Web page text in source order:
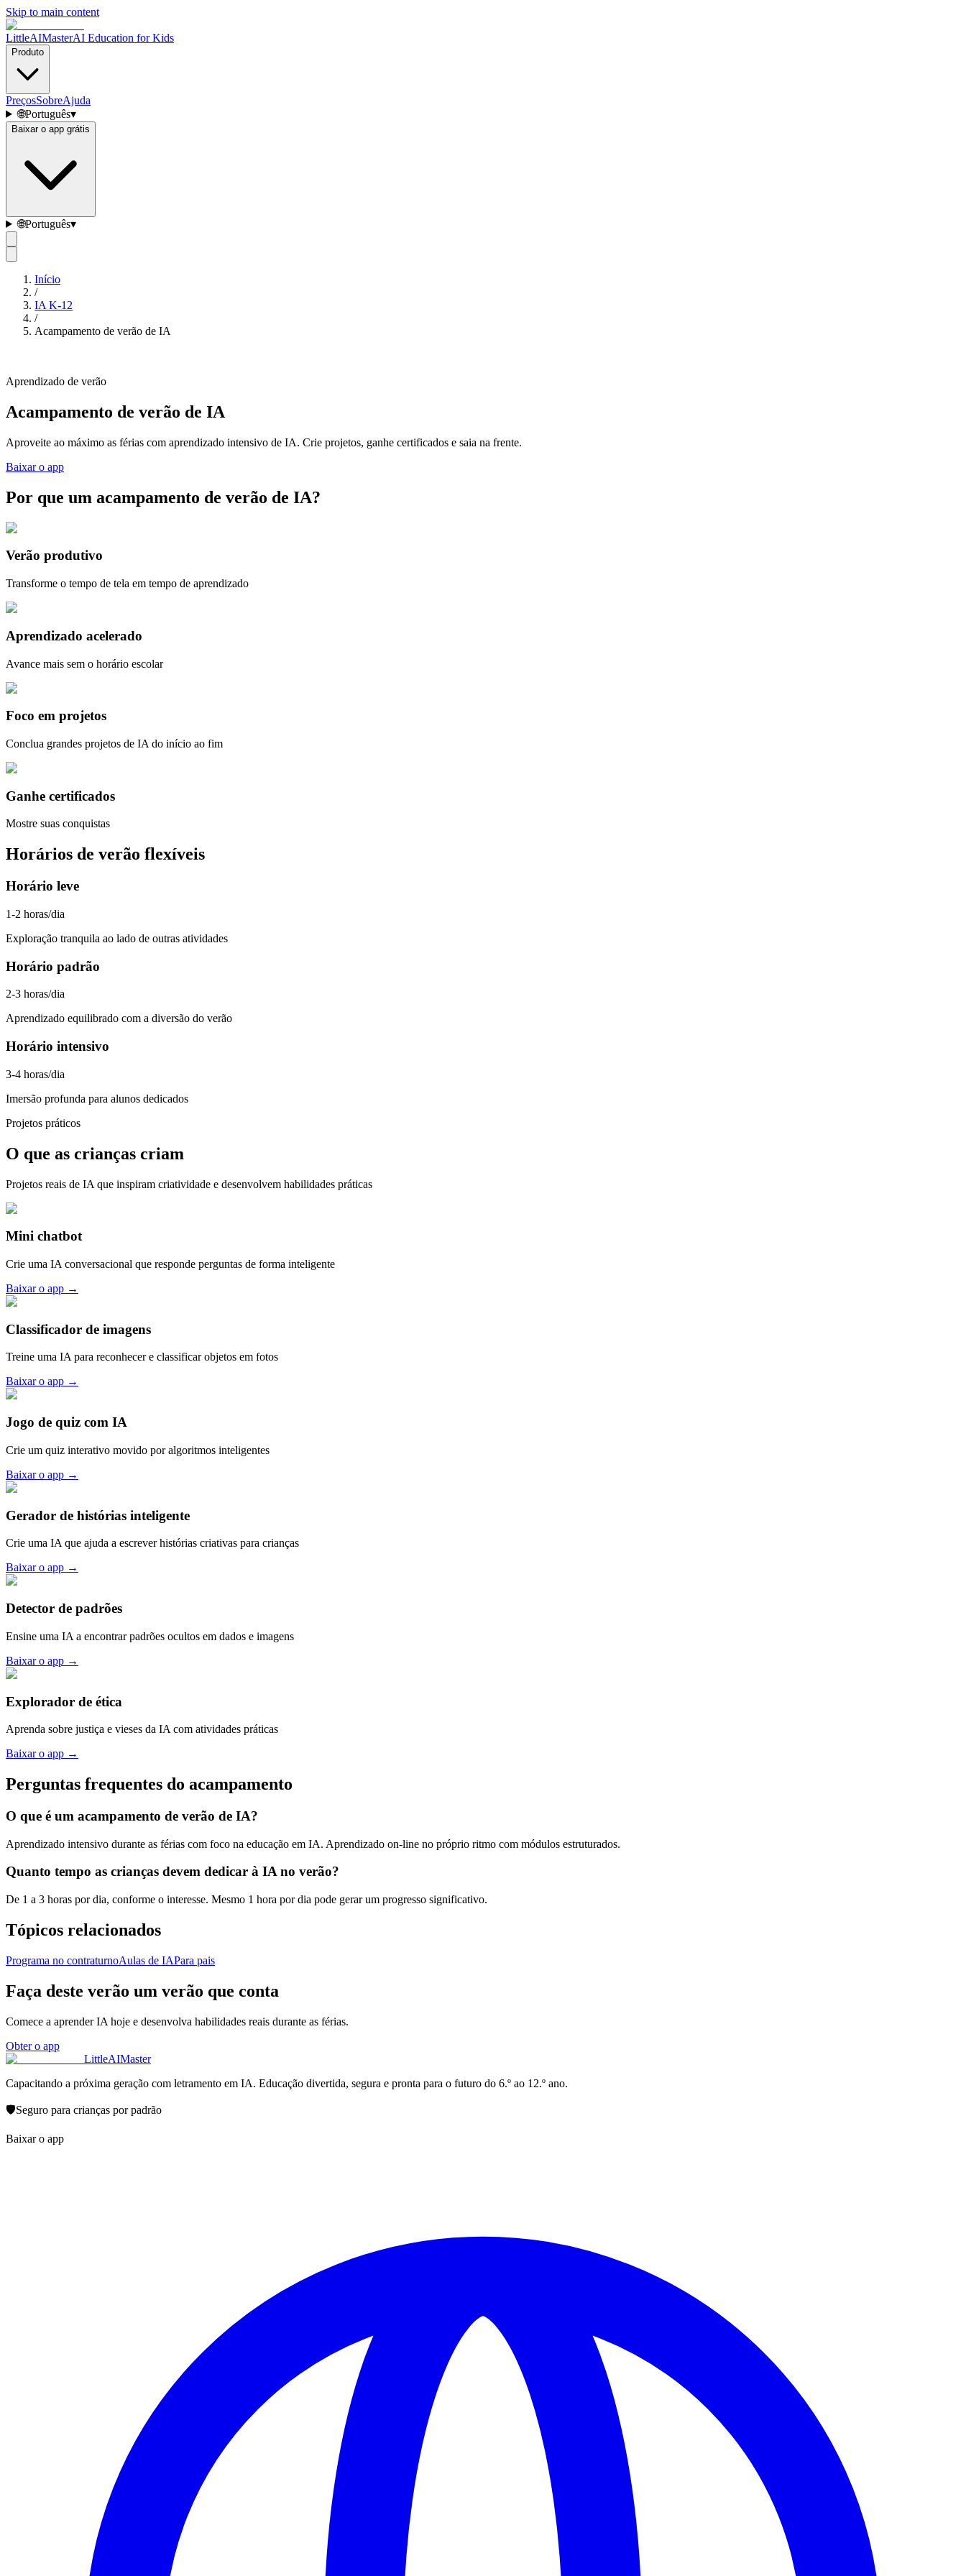
Skip to main content
LittleAIMasterAI Education for Kids
Produto
PreçosSobreAjuda
🌐Português▾
Baixar o app grátis
🌐Português▾
Início
/
IA K-12
/
Acampamento de verão de IA
Aprendizado de verão
Acampamento de verão de IA
Aproveite ao máximo as férias com aprendizado intensivo de IA. Crie projetos, ganhe certificados e saia na frente.
Baixar o app
Por que um acampamento de verão de IA?
Verão produtivo
Transforme o tempo de tela em tempo de aprendizado
Aprendizado acelerado
Avance mais sem o horário escolar
Foco em projetos
Conclua grandes projetos de IA do início ao fim
Ganhe certificados
Mostre suas conquistas
Horários de verão flexíveis
Horário leve
1-2 horas/dia
Exploração tranquila ao lado de outras atividades
Horário padrão
2-3 horas/dia
Aprendizado equilibrado com a diversão do verão
Horário intensivo
3-4 horas/dia
Imersão profunda para alunos dedicados
Projetos práticos
O que as crianças criam
Projetos reais de IA que inspiram criatividade e desenvolvem habilidades práticas
Mini chatbot
Crie uma IA conversacional que responde perguntas de forma inteligente
Baixar o app →
Classificador de imagens
Treine uma IA para reconhecer e classificar objetos em fotos
Baixar o app →
Jogo de quiz com IA
Crie um quiz interativo movido por algoritmos inteligentes
Baixar o app →
Gerador de histórias inteligente
Crie uma IA que ajuda a escrever histórias criativas para crianças
Baixar o app →
Detector de padrões
Ensine uma IA a encontrar padrões ocultos em dados e imagens
Baixar o app →
Explorador de ética
Aprenda sobre justiça e vieses da IA com atividades práticas
Baixar o app →
Perguntas frequentes do acampamento
O que é um acampamento de verão de IA?
Aprendizado intensivo durante as férias com foco na educação em IA. Aprendizado on-line no próprio ritmo com módulos estruturados.
Quanto tempo as crianças devem dedicar à IA no verão?
De 1 a 3 horas por dia, conforme o interesse. Mesmo 1 hora por dia pode gerar um progresso significativo.
Tópicos relacionados
Programa no contraturnoAulas de IAPara pais
Faça deste verão um verão que conta
Comece a aprender IA hoje e desenvolva habilidades reais durante as férias.
Obter o app
LittleAIMaster
Capacitando a próxima geração com letramento em IA. Educação divertida, segura e pronta para o futuro do 6.º ao 12.º ano.
🛡️Seguro para crianças por padrão
Baixar o app